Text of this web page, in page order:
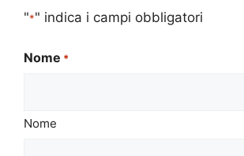
"*" indica i campi obbligatori
Nome *
Nome